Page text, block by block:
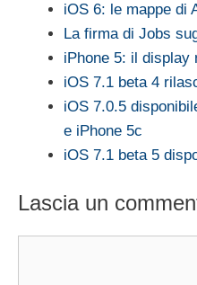
iOS 6: le mappe di
La firma di Jobs
iPhone 5: il display
iOS 7.1 beta 4
iOS 7.0.5
e iPhone 5c
iOS 7.1 beta 5
Lascia un